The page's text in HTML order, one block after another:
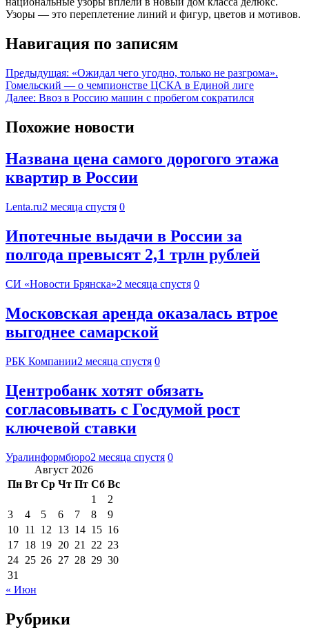
Узоры — это переплетение линий и фигур, цветов и мотивов.
Навигация по записям
Предыдущая: «Ожидал чего угодно, только не разгрома».
Гомельский — о чемпионстве ЦСКА в Единой лиге
Далее: Ввоз в Россию машин с пробегом сократился
Похожие новости
Названа цена самого дорогого этажа
квартир в России
Lenta.ru2 месяца спустя 0
Ипотечные выдачи в России за
полгода превысят 2,1 трлн рублей
СИ «Новости Брянска»2 месяца спустя 0
Московская аренда оказалась втрое
выгоднее самарской
РБК Компании2 месяца спустя 0
Центробанк хотят обязать
согласовывать с Госдумой рост
ключевой ставки
Уралинформбюро2 месяца спустя 0
Август 2026
Пн Вт Ср Чт Пт Сб Вс
1
2
3
4 5 6 7 8
9
10 11 12 13 14 15 16
17 18 19 20 21 22 23
24 25 26 27 28 29 30
31
« Июн
Рубрики